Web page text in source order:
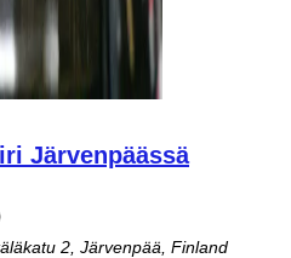
Järvenpäässä
2, Järvenpää, Finland